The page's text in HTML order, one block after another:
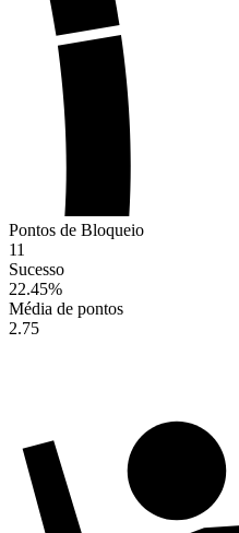
Pontos de Bloqueio
11
Sucesso
22.45%
Média de pontos
2.75